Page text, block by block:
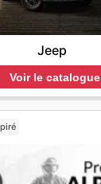
Jeep
Voir le catalogue